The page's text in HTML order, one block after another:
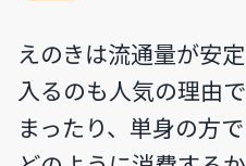
えのきは流通量が安
入るのも人気の理由
まったり、単身の方